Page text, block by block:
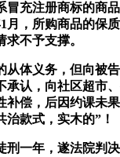
注册商标的商品
月，所购商品的
不予支撑。
义务，但向被告
认，向社区超市
偿，后因约课未
款式，实木的”！
年，遂法院判决